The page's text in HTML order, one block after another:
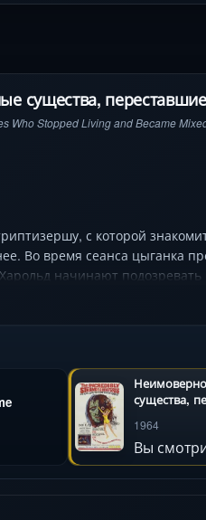
существа,
Who Stopped Living and Became
с которой
Во время сеанса цыганка
начинают
существа,
полузомби!!?
1964
Вы